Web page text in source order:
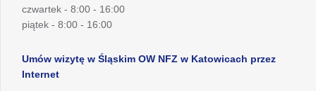
czwartek - 8:00 - 16:00
piątek - 8:00 - 16:00
Umów wizytę w Śląskim OW NFZ w Katowicach przez
Internet